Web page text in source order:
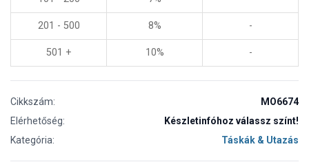
201 - 500 8% -
501 + 10% -
Cikkszám:
MO6674
Elérhetőség:
Készletinfóhoz válassz színt!
Kategória:
Táskák & Utazás